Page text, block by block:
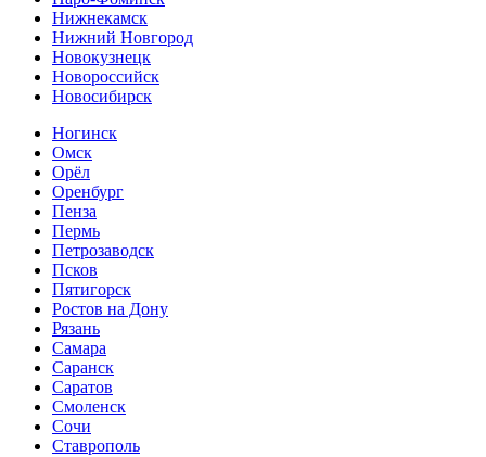
Нижнекамск
Нижний Новгород
Новокузнецк
Новороссийск
Новосибирск
Ногинск
Омск
Орёл
Оренбург
Пенза
Пермь
Петрозаводск
Псков
Пятигорск
Ростов на Дону
Рязань
Самара
Саранск
Саратов
Смоленск
Сочи
Ставрополь